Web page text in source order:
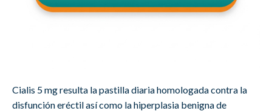
Cialis 5 mg resulta la pastilla diaria homologada contra la
disfunción eréctil así como la hiperplasia benigna de